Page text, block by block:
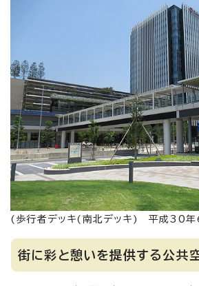
(歩行者デッキ(南北デッキ) 平成30
街に彩と憩いを提供する公共